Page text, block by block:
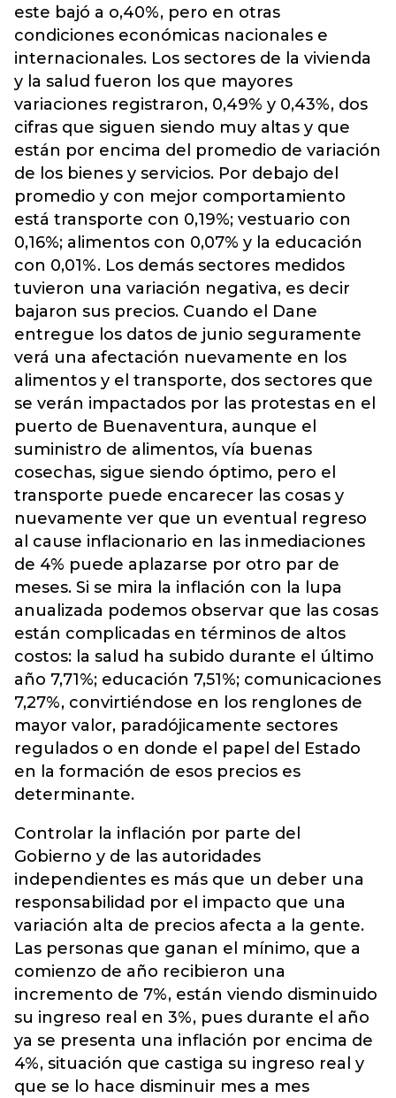
este bajó a o,40%, pero en otras
condiciones económicas nacionales e
internacionales. Los sectores de la vivienda
y la salud fueron los que mayores
variaciones registraron, 0,49% y 0,43%, dos
cifras que siguen siendo muy altas y que
están por encima del promedio de variación
de los bienes y servicios. Por debajo del
promedio y con mejor comportamiento
está transporte con 0,19%; vestuario con
0,16%; alimentos con 0,07% y la educación
con 0,01%. Los demás sectores medidos
tuvieron una variación negativa, es decir
bajaron sus precios. Cuando el Dane
entregue los datos de junio seguramente
verá una afectación nuevamente en los
alimentos y el transporte, dos sectores que
se verán impactados por las protestas en el
puerto de Buenaventura, aunque el
suministro de alimentos, vía buenas
cosechas, sigue siendo óptimo, pero el
transporte puede encarecer las cosas y
nuevamente ver que un eventual regreso
al cause inflacionario en las inmediaciones
de 4% puede aplazarse por otro par de
meses. Si se mira la inflación con la lupa
anualizada podemos observar que las cosas
están complicadas en términos de altos
costos: la salud ha subido durante el último
año 7,71%; educación 7,51%; comunicaciones
7,27%, convirtiéndose en los renglones de
mayor valor, paradójicamente sectores
regulados o en donde el papel del Estado
en la formación de esos precios es
determinante.
Controlar la inflación por parte del
Gobierno y de las autoridades
independientes es más que un deber una
responsabilidad por el impacto que una
variación alta de precios afecta a la gente.
Las personas que ganan el mínimo, que a
comienzo de año recibieron una
incremento de 7%, están viendo disminuido
su ingreso real en 3%, pues durante el año
ya se presenta una inflación por encima de
4%, situación que castiga su ingreso real y
que se lo hace disminuir mes a mes